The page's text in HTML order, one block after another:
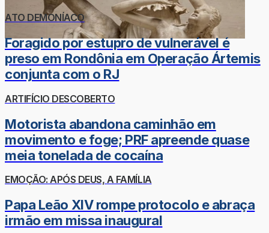
ATO DEMONÍACO
Foragido por estupro de vulnerável é
preso em Rondônia em Operação Ártemis
conjunta com o RJ
ARTIFÍCIO DESCOBERTO
Motorista abandona caminhão em
movimento e foge; PRF apreende quase
meia tonelada de cocaína
EMOÇÃO: APÓS DEUS, A FAMÍLIA
Papa Leão XIV rompe protocolo e abraça
irmão em missa inaugural